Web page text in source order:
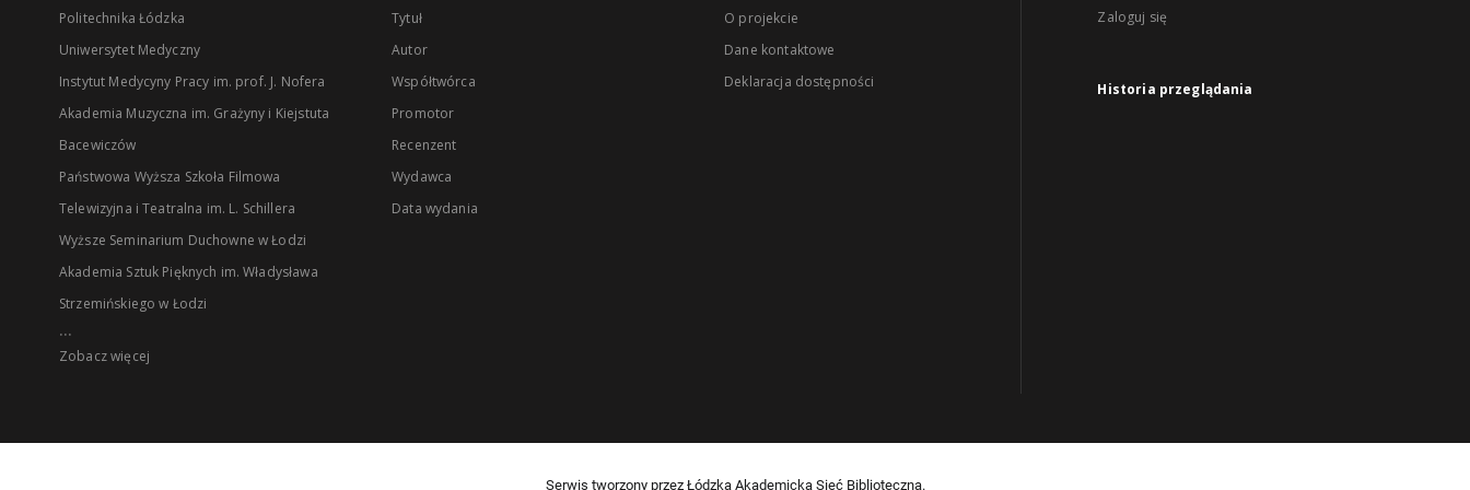
Politechnika Łódzka
Uniwersytet Medyczny
Instytut Medycyny Pracy im. prof. J. Nofera
Akademia Muzyczna im. Grażyny i Kiejstuta
Bacewiczów
Państwowa Wyższa Szkoła Filmowa
Telewizyjna i Teatralna im. L. Schillera
Wyższe Seminarium Duchowne w Łodzi
Akademia Sztuk Pięknych im. Władysława
Strzemińskiego w Łodzi
...
Zobacz więcej
Tytuł
Autor
Współtwórca
Promotor
Recenzent
Wydawca
Data wydania
O projekcie
Dane kontaktowe
Deklaracja dostępności
Zaloguj się
Historia przeglądania
Serwis tworzony przez Łódzką Akademicką Sieć Biblioteczną.